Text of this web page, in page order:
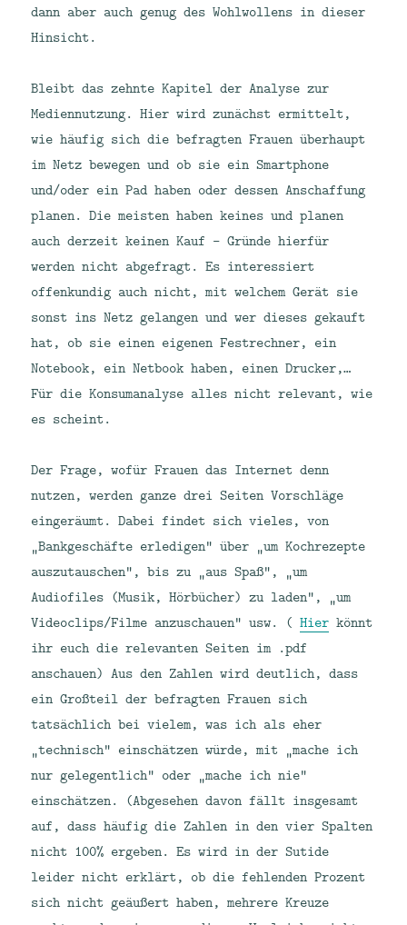
dann aber auch genug des Wohlwollens in dieser
Hinsicht.
Bleibt das zehnte Kapitel der Analyse zur
Mediennutzung. Hier wird zunächst ermittelt,
wie häufig sich die befragten Frauen überhaupt
im Netz bewegen und ob sie ein Smartphone
und/oder ein Pad haben oder dessen Anschaffung
planen. Die meisten haben keines und planen
auch derzeit keinen Kauf – Gründe hierfür
werden nicht abgefragt. Es interessiert
offenkundig auch nicht, mit welchem Gerät sie
sonst ins Netz gelangen und wer dieses gekauft
hat, ob sie einen eigenen Festrechner, ein
Notebook, ein Netbook haben, einen Drucker,…
Für die Konsumanalyse alles nicht relevant, wie
es scheint.
Der Frage, wofür Frauen das Internet denn
nutzen, werden ganze drei Seiten Vorschläge
eingeräumt. Dabei findet sich vieles, von
„Bankgeschäfte erledigen“ über „um Kochrezepte
auszutauschen“, bis zu „aus Spaß“, „um
Audiofiles (Musik, Hörbücher) zu laden“, „um
Videoclips/Filme anzuschauen“ usw. (Hier könnt
ihr euch die relevanten Seiten im .pdf
anschauen) Aus den Zahlen wird deutlich, dass
ein Großteil der befragten Frauen sich
tatsächlich bei vielem, was ich als eher
„technisch“ einschätzen würde, mit „mache ich
nur gelegentlich“ oder „mache ich nie“
einschätzen. (Abgesehen davon fällt insgesamt
auf, dass häufig die Zahlen in den vier Spalten
nicht 100% ergeben. Es wird in der Sutide
leider nicht erklärt, ob die fehlenden Prozent
sich nicht geäußert haben, mehrere Kreuze